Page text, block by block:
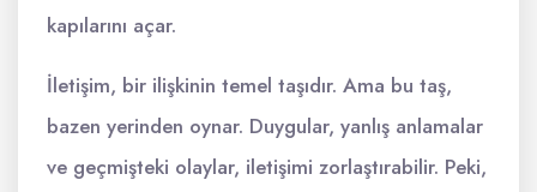
kapılarını açar.
İletişim, bir ilişkinin temel taşıdır. Ama bu taş,
bazen yerinden oynar. Duygular, yanlış anlamalar
ve geçmişteki olaylar, iletişimi zorlaştırabilir. Peki,